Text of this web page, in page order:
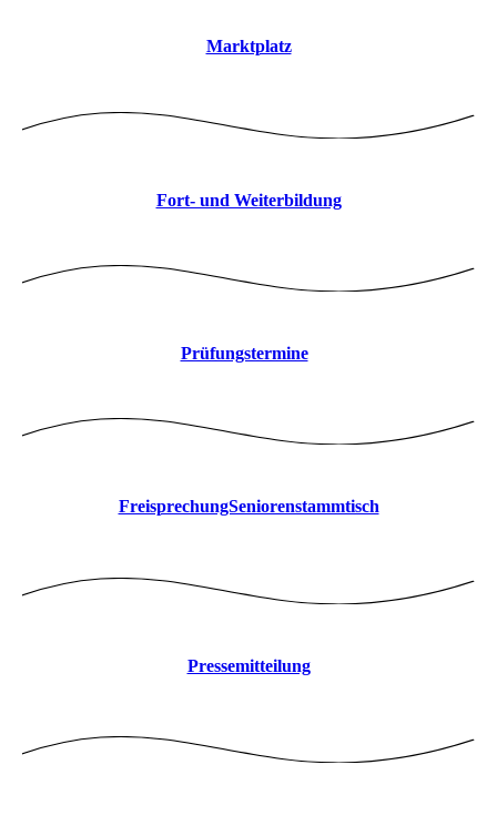
Marktplatz
Fort- und Weiterbildung
Prüfungstermine
FreisprechungSeniorenstammtisch
Pressemitteilung